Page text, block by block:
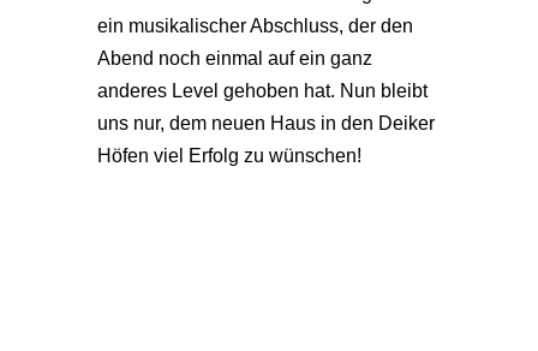
ein musikalischer Abschluss, der den
Abend noch einmal auf ein ganz
anderes Level gehoben hat. Nun bleibt
uns nur, dem neuen Haus in den Deiker
Höfen viel Erfolg zu wünschen!